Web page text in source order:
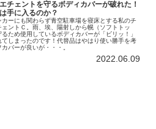
チェントを守るボディカバーが破れた！
手に入るのか？
カーにも関わらず青空駐車場を寝床とする私のチ
ェントＣ。雨、埃、陽射しから幌（ソフトトッ
るため使用しているボディカバーが「ビリッ！」
てしまったのです！代替品はやはり使い勝手を考
カバーが良いが・・・。
2022.06.09